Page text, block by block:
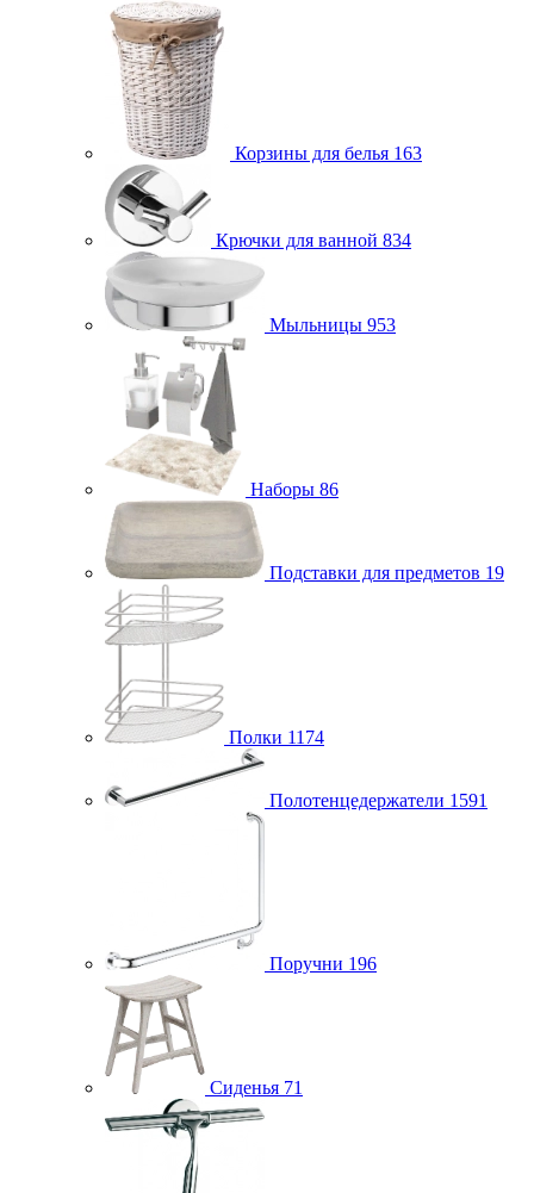
Корзины для белья 163
Крючки для ванной 834
Мыльницы 953
Наборы 86
Подставки для предметов 19
Полки 1174
Полотенцедержатели 1591
Поручни 196
Сиденья 71